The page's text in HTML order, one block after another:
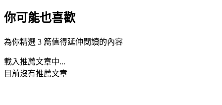
你可能也喜歡
為你精選 3 篇值得延伸閱讀的內容
載入推薦文章中...
目前沒有推薦文章